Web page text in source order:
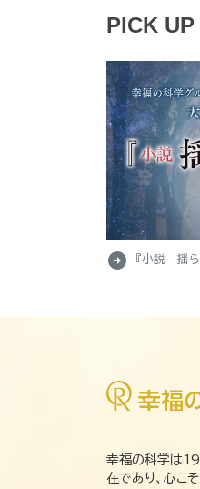
PICK UP
arrow_circle_right 『小説 揺ら
幸福の科学は
在であり、心こ